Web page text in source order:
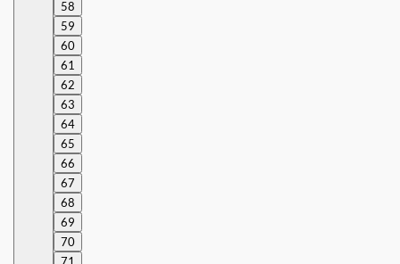
58
59
60
61
62
63
64
65
66
67
68
69
70